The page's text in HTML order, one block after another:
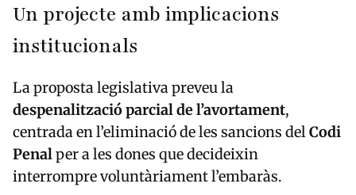
Un projecte amb implicacions
institucionals
La proposta legislativa preveu la
despenalització parcial de l’avortament,
centrada en l’eliminació de les sancions del Codi
Penal per a les dones que decideixin
interrompre voluntàriament l’embaràs.